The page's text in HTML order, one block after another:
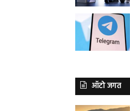
ऑटो जगत